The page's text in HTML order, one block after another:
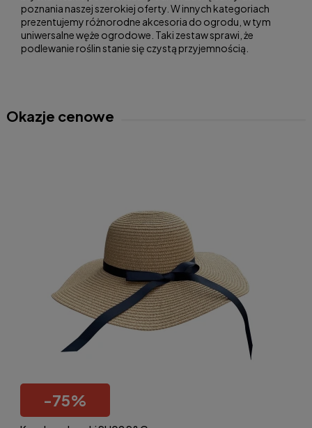
poznania naszej szerokiej oferty. W innych kategoriach
prezentujemy różnorodne akcesoria do ogrodu, w tym
uniwersalne węże ogrodowe. Taki zestaw sprawi, że
podlewanie roślin stanie się czystą przyjemnością.
Okazje cenowe
-75%